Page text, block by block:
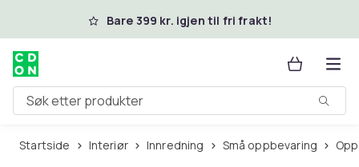
Hopp til hovedinnholdBare 399 kr. igjen til fri frakt!
Søk etter produkter
Startside Interiør Innredning Små oppbevaring